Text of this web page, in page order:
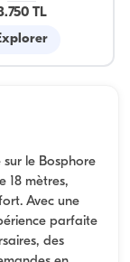
TL
le Bosphore
18 mètres,
Avec une
parfaite
des